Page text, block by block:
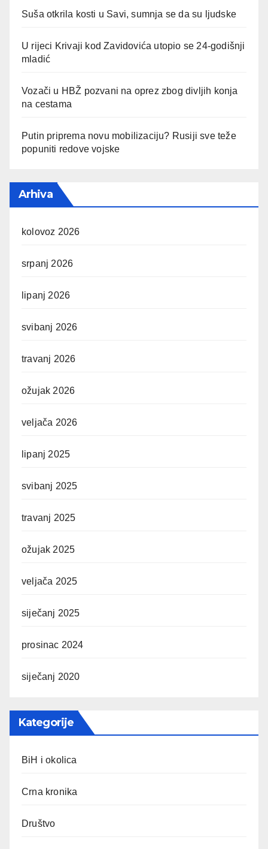
Suša otkrila kosti u Savi, sumnja se da su ljudske
U rijeci Krivaji kod Zavidovića utopio se 24-godišnji
mladić
Vozači u HBŽ pozvani na oprez zbog divljih konja
na cestama
Putin priprema novu mobilizaciju? Rusiji sve teže
popuniti redove vojske
Arhiva
kolovoz 2026
srpanj 2026
lipanj 2026
svibanj 2026
travanj 2026
ožujak 2026
veljača 2026
lipanj 2025
svibanj 2025
travanj 2025
ožujak 2025
veljača 2025
siječanj 2025
prosinac 2024
siječanj 2020
Kategorije
BiH i okolica
Crna kronika
Društvo